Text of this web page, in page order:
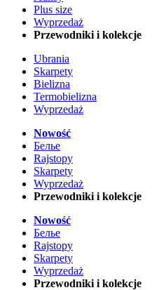
Plus size
Wyprzedaż
Przewodniki i kolekcje
Ubrania
Skarpety
Bielizna
Termobielizna
Wyprzedaż
Nowość
Белье
Rajstopy
Skarpety
Wyprzedaż
Przewodniki i kolekcje
Nowość
Белье
Rajstopy
Skarpety
Wyprzedaż
Przewodniki i kolekcje